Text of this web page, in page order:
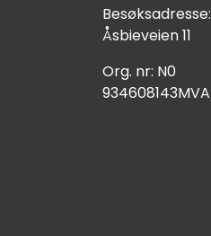
Besøksadresse:
Åsbieveien 11
Org. nr: N0
934608143MVA